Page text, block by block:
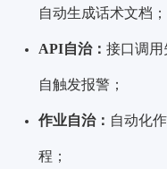
自动生成话术文档；
API自治：接口调
自触发报警；
作业自治： 自动化
程；